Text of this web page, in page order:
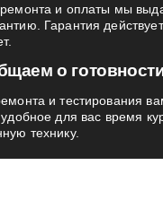
и оплаты мы
Гарантия
о
и тестирования
для вас время
технику.